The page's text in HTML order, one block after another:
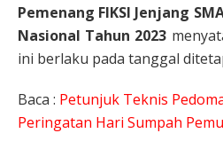
Pemenang FIKSI Jenjang
Nasional Tahun 2023
ini berlaku pada tanggal
Baca : Petunjuk Teknis
Peringatan Hari Sumpah